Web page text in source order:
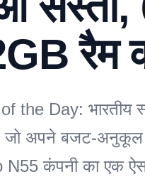
रैम
the Day: भारतीय
जो अपने बजट-अनुकूल
कंपनी का एक